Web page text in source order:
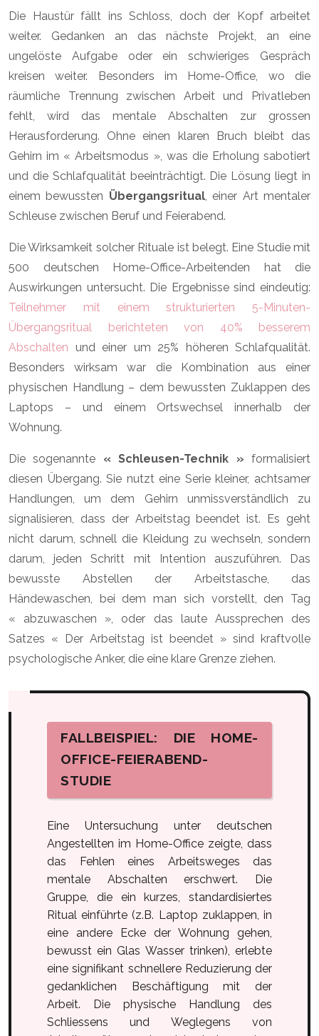
Die Haustür fällt ins Schloss, doch der Kopf arbeitet
weiter. Gedanken an das nächste Projekt, an eine
ungelöste Aufgabe oder ein schwieriges Gespräch
kreisen weiter. Besonders im Home-Office, wo die
räumliche Trennung zwischen Arbeit und Privatleben
fehlt, wird das mentale Abschalten zur grossen
Herausforderung. Ohne einen klaren Bruch bleibt das
Gehirn im « Arbeitsmodus », was die Erholung sabotiert
und die Schlafqualität beeinträchtigt. Die Lösung liegt in
einem bewussten Übergangsritual, einer Art mentaler
Schleuse zwischen Beruf und Feierabend.
Die Wirksamkeit solcher Rituale ist belegt. Eine Studie mit
500 deutschen Home-Office-Arbeitenden hat die
Auswirkungen untersucht. Die Ergebnisse sind eindeutig:
Teilnehmer mit einem strukturierten 5-Minuten-
Übergangsritual berichteten von 40% besserem
Abschalten und einer um 25% höheren Schlafqualität.
Besonders wirksam war die Kombination aus einer
physischen Handlung – dem bewussten Zuklappen des
Laptops – und einem Ortswechsel innerhalb der
Wohnung.
Die sogenannte « Schleusen-Technik » formalisiert
diesen Übergang. Sie nutzt eine Serie kleiner, achtsamer
Handlungen, um dem Gehirn unmissverständlich zu
signalisieren, dass der Arbeitstag beendet ist. Es geht
nicht darum, schnell die Kleidung zu wechseln, sondern
darum, jeden Schritt mit Intention auszuführen. Das
bewusste Abstellen der Arbeitstasche, das
Händewaschen, bei dem man sich vorstellt, den Tag
« abzuwaschen », oder das laute Aussprechen des
Satzes « Der Arbeitstag ist beendet » sind kraftvolle
psychologische Anker, die eine klare Grenze ziehen.
FALLBEISPIEL: DIE HOME-
OFFICE-FEIERABEND-
STUDIE
Eine Untersuchung unter deutschen
Angestellten im Home-Office zeigte, dass
das Fehlen eines Arbeitsweges das
mentale Abschalten erschwert. Die
Gruppe, die ein kurzes, standardisiertes
Ritual einführte (z.B. Laptop zuklappen, in
eine andere Ecke der Wohnung gehen,
bewusst ein Glas Wasser trinken), erlebte
eine signifikant schnellere Reduzierung der
gedanklichen Beschäftigung mit der
Arbeit. Die physische Handlung des
Schliessens und Weglegens von